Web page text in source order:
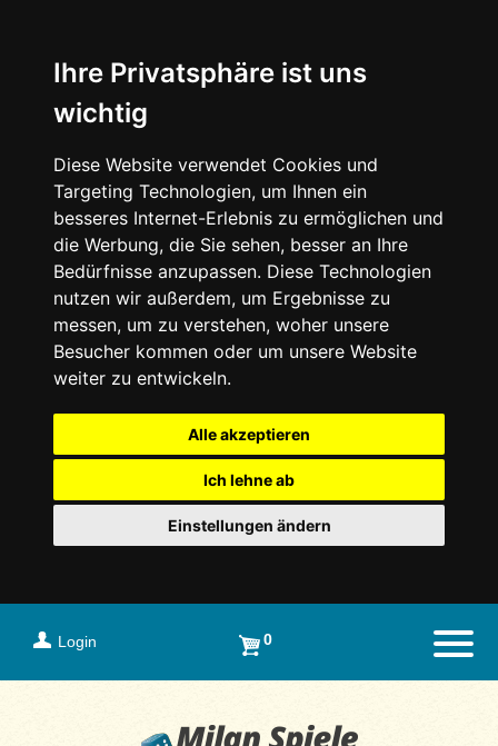
Ihre Privatsphäre ist uns
wichtig
Diese Website verwendet Cookies und
Targeting Technologien, um Ihnen ein
besseres Internet-Erlebnis zu ermöglichen und
die Werbung, die Sie sehen, besser an Ihre
Bedürfnisse anzupassen. Diese Technologien
nutzen wir außerdem, um Ergebnisse zu
messen, um zu verstehen, woher unsere
Besucher kommen oder um unsere Website
weiter zu entwickeln.
Alle akzeptieren
Ich lehne ab
Einstellungen ändern
Login 0